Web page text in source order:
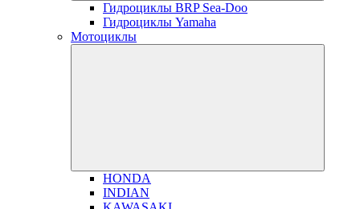
Гидроциклы BRP Sea-Doo
Гидроциклы Yamaha
Мотоциклы
HONDA
INDIAN